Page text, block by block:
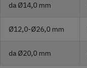
da Ø14,0 mm
Ø12,0-Ø26,0 mm
da Ø20,0 mm